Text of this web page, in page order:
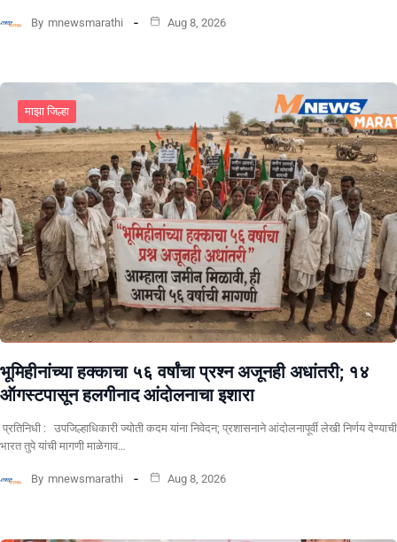
By mnewsmarathi Aug 8, 2026
माझा जिल्हा
भूमिहीनांच्या हक्काचा ५६ वर्षांचा प्रश्न अजूनही अधांतरी; १४
ऑगस्टपासून हलगीनाद आंदोलनाचा इशारा
प्रतिनिधी : उपजिल्हाधिकारी ज्योती कदम यांना निवेदन; प्रशासनाने आंदोलनापूर्वी लेखी निर्णय देण्याची
भारत तुपे यांची मागणी माळेगाव…
By mnewsmarathi Aug 8, 2026